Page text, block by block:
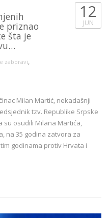
priznao
šta je
zaboravi,
12
JUN
Milan Martić, nekadašnji
tzv. Republike Srpske
osudili Milana Martića,
na 35 godina zatvora za
godinama protiv Hrvata i